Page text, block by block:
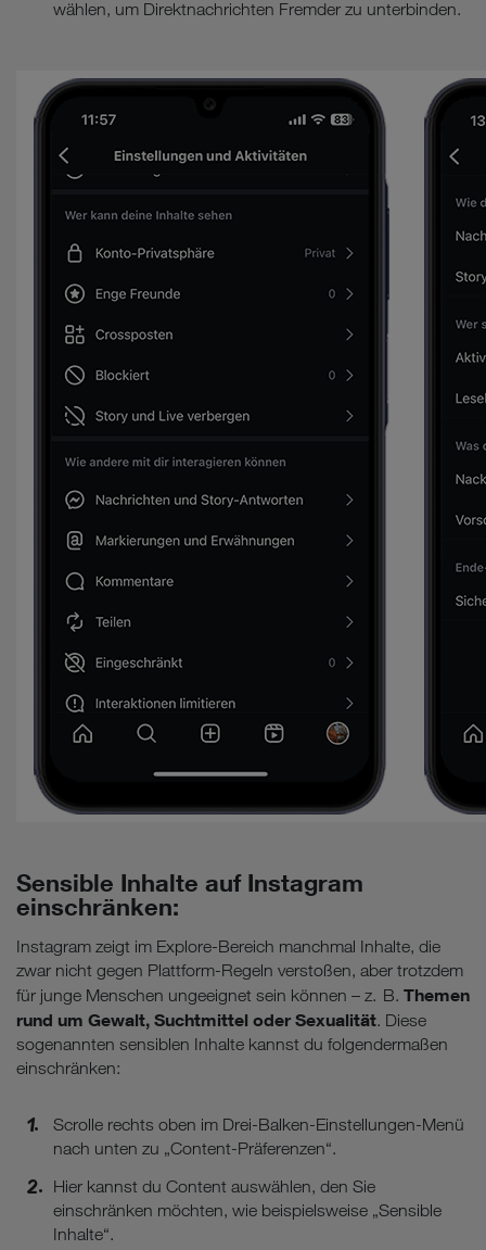
wählen, um Direktnachrichten Fremder zu unterbinden.
Sensible Inhalte auf Instagram
einschränken:
Instagram zeigt im Explore-Bereich manchmal Inhalte, die
zwar nicht gegen Plattform-Regeln verstoßen, aber trotzdem
für junge Menschen ungeeignet sein können – z. B. Themen
rund um Gewalt, Suchtmittel oder Sexualität. Diese
sogenannten sensiblen Inhalte kannst du folgendermaßen
einschränken:
Scrolle rechts oben im Drei-Balken-Einstellungen-Menü
nach unten zu „Content-Präferenzen“.
Hier kannst du Content auswählen, den Sie
einschränken möchten, wie beispielsweise „Sensible
Inhalte“.